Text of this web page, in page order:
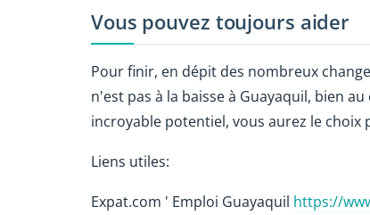
Vous pouvez toujours aider
Pour finir, en dépit des nombreux
n'est pas à la baisse à Guayaquil, bien
incroyable potentiel, vous aurez le choix
Liens utiles:
Expat.com ' Emploi Guayaquil https://